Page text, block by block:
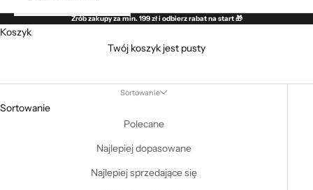
Zrób zakupy za min. 199 zł i odbierz rabat na start 🎁
Koszyk
Twój koszyk jest pusty
Flagi
Sortowanie
Sortowanie
Polecane
Najlepiej dopasowane
Najlepiej sprzedające się